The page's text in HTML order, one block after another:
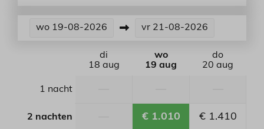
wo 19-08-2026 vr 21-08-2026
di
18 aug
wo
19 aug
do
20 aug
1 nacht
2 nachten € 1.010 € 1.410